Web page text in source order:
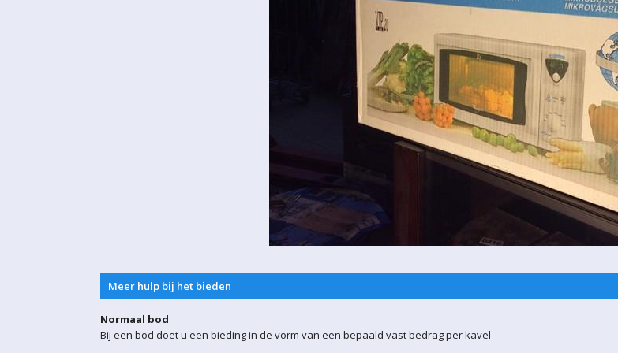
Meer hulp bij het bieden
Normaal bod
Bij een bod doet u een bieding in de vorm van een bepaald vast bedrag per kavel